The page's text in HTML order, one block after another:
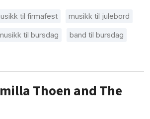
til firmafest musikk til julebord
til bursdag band til bursdag
Thoen and The